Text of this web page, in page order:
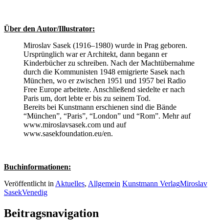
Über den Autor/Illustrator:
Miroslav Sasek (1916–1980) wurde in Prag geboren.
Ursprünglich war er Architekt, dann begann er
Kinderbücher zu schreiben. Nach der Machtübernahme
durch die Kommunisten 1948 emigrierte Sasek nach
München, wo er zwischen 1951 und 1957 bei Radio
Free Europe arbeitete. Anschließend siedelte er nach
Paris um, dort lebte er bis zu seinem Tod.
Bereits bei Kunstmann erschienen sind die Bände
“München”, “Paris”, “London” und “Rom”. Mehr auf
www.miroslavsasek.com und auf
www.sasekfoundation.eu/en.
Buchinformationen:
Veröffentlicht in Aktuelles, Allgemein Kunstmann VerlagMiroslav
SasekVenedig
Beitragsnavigation